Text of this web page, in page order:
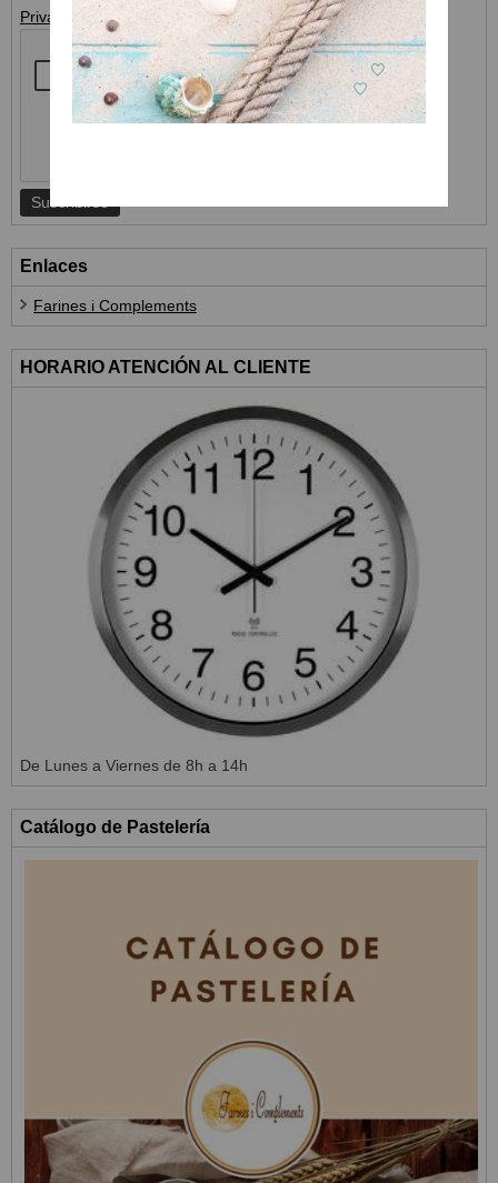
Privacidad
Enlaces
Farines i Complements
HORARIO ATENCIÓN AL CLIENTE
De Lunes a Viernes de 8h a 14h
Catálogo de Pastelería